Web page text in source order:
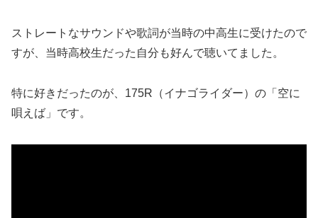
ストレートなサウンドや歌詞が当時の中高生に受けたので
すが、当時高校生だった自分も好んで聴いてました。
特に好きだったのが、175R（イナゴライダー）の「空に
唄えば」です。